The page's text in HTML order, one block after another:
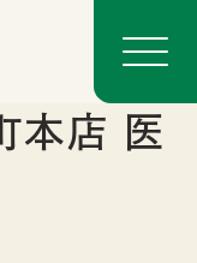
本店 医